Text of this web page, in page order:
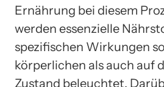
Ernährung bei diesem
werden essenzielle
spezifischen Wirkungen
körperlichen als auch auf
Zustand beleuchtet.